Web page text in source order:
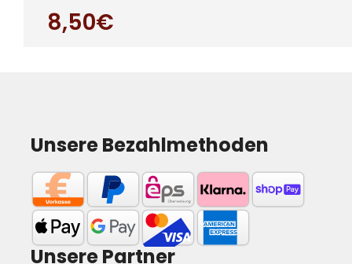
8,50€
Unsere Bezahlmethoden
Unsere Partner